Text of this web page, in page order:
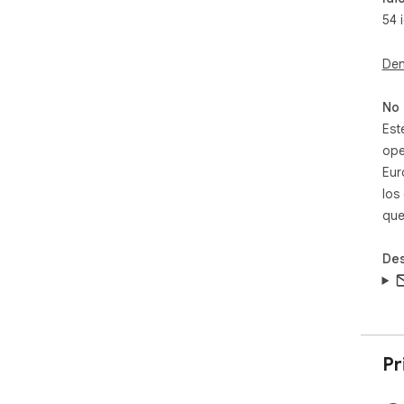
54
No
los